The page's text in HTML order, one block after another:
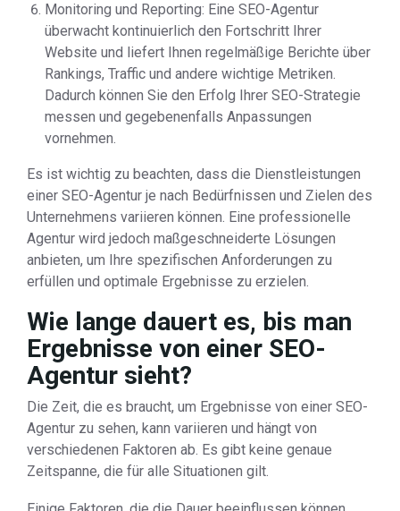
Monitoring und Reporting: Eine SEO-Agentur
überwacht kontinuierlich den Fortschritt Ihrer
Website und liefert Ihnen regelmäßige Berichte über
Rankings, Traffic und andere wichtige Metriken.
Dadurch können Sie den Erfolg Ihrer SEO-Strategie
messen und gegebenenfalls Anpassungen
vornehmen.
Es ist wichtig zu beachten, dass die Dienstleistungen
einer SEO-Agentur je nach Bedürfnissen und Zielen des
Unternehmens variieren können. Eine professionelle
Agentur wird jedoch maßgeschneiderte Lösungen
anbieten, um Ihre spezifischen Anforderungen zu
erfüllen und optimale Ergebnisse zu erzielen.
Wie lange dauert es, bis man
Ergebnisse von einer SEO-
Agentur sieht?
Die Zeit, die es braucht, um Ergebnisse von einer SEO-
Agentur zu sehen, kann variieren und hängt von
verschiedenen Faktoren ab. Es gibt keine genaue
Zeitspanne, die für alle Situationen gilt.